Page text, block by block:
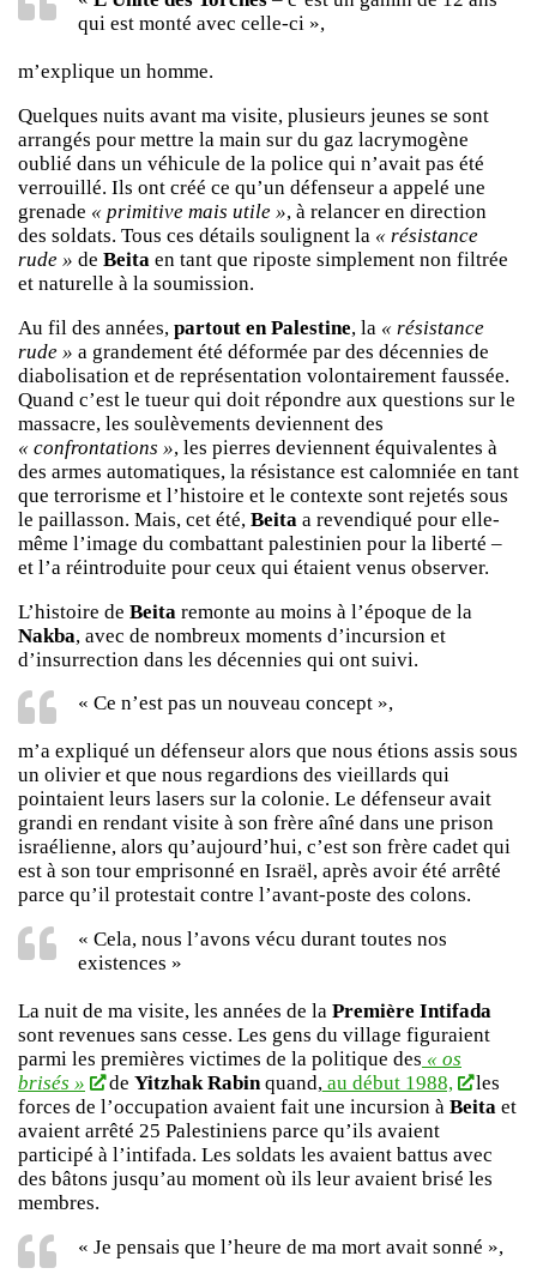
qui est monté avec celle-ci »,
m’explique un homme.
Quelques nuits avant ma visite, plusieurs jeunes se sont
arrangés pour mettre la main sur du gaz lacrymogène
oublié dans un véhicule de la police qui n’avait pas été
verrouillé. Ils ont créé ce qu’un défenseur a appelé une
grenade « primitive mais utile », à relancer en direction
des soldats. Tous ces détails soulignent la « résistance
rude » de Beita en tant que riposte simplement non filtrée
et naturelle à la soumission.
Au fil des années, partout en Palestine, la « résistance
rude » a grandement été déformée par des décennies de
diabolisation et de représentation volontairement faussée.
Quand c’est le tueur qui doit répondre aux questions sur le
massacre, les soulèvements deviennent des
« confrontations », les pierres deviennent équivalentes à
des armes automatiques, la résistance est calomniée en tant
que terrorisme et l’histoire et le contexte sont rejetés sous
le paillasson. Mais, cet été, Beita a revendiqué pour elle-
même l’image du combattant palestinien pour la liberté –
et l’a réintroduite pour ceux qui étaient venus observer.
L’histoire de Beita remonte au moins à l’époque de la
Nakba, avec de nombreux moments d’incursion et
d’insurrection dans les décennies qui ont suivi.
« Ce n’est pas un nouveau concept »,
m’a expliqué un défenseur alors que nous étions assis sous
un olivier et que nous regardions des vieillards qui
pointaient leurs lasers sur la colonie. Le défenseur avait
grandi en rendant visite à son frère aîné dans une prison
israélienne, alors qu’aujourd’hui, c’est son frère cadet qui
est à son tour emprisonné en Israël, après avoir été arrêté
parce qu’il protestait contre l’avant-poste des colons.
« Cela, nous l’avons vécu durant toutes nos
existences »
La nuit de ma visite, les années de la Première Intifada
sont revenues sans cesse. Les gens du village figuraient
parmi les premières victimes de la politique des « os
brisés »
de Yitzhak Rabinquand,au début 1988,
les
forces de l’occupation avaient fait une incursion à Beita et
avaient arrêté 25 Palestiniens parce qu’ils avaient
participé à l’intifada. Les soldats les avaient battus avec
des bâtons jusqu’au moment où ils leur avaient brisé les
membres.
« Je pensais que l’heure de ma mort avait sonné »,